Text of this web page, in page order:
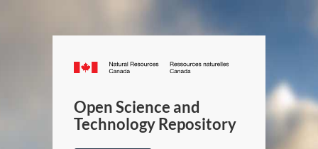
Canada.ca
/
Canada
Open Science and
Technology Repository